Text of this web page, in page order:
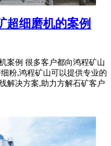
超细磨机的案例
案例 很多客户都向鸿程矿山
粉,鸿程矿山可以提供专业的
解决方案,助力方解石矿客户